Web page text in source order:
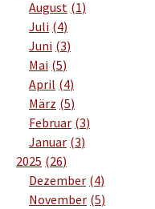
August 1
Juli 4
Juni 3
Mai 5
April 4
März 5
Februar 3
Januar 3
2025 26
Dezember 4
November 5